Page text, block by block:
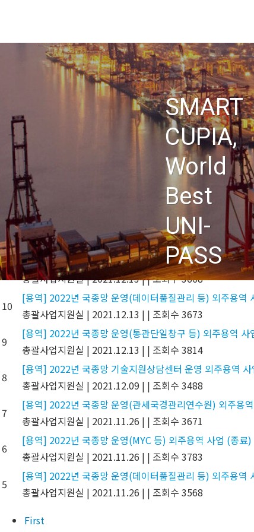
main
SMART
CUPIA,
World
Best
UNI-
PASS
오시는 길
번호 제목
[용역] 2022년 국종망(수출입통관 분야 등) 운영 및 유지
총괄사업지원실
조회수 3937
13
[용역] 2022년 국종망 기술지원상담센터 운영 외주용역
총괄사업지원실
조회수 3803
12
[용역] 2022년 국종망 운영(관세국경관리연수원) 외주용
총괄사업지원실|2021.12.13||조회수 3730
11
[용역] 2022년 국종망 운영(MYC 등) 외주용역 사업(재공
총괄사업지원실|2021.12.13||조회수 3668
10
[용역] 2022년 국종망 운영(데이터품질관리 등) 외주용역
총괄사업지원실 | 2021.12.13 | | 조회수 3673
9
[용역] 2022년 국종망 운영(통관단일창구 등) 외주용역
총괄사업지원실 | 2021.12.13 | | 조회수 3814
8
[용역] 2022년 국종망 기술지원상담센터 운영 외주용역
총괄사업지원실 | 2021.12.09 | | 조회수 3488
7
[용역] 2022년 국종망 운영(관세국경관리연수원) 외주용
총괄사업지원실 | 2021.11.26 | | 조회수 3671
6
[용역] 2022년 국종망 운영(MYC 등) 외주용역 사업 (종료)
총괄사업지원실 | 2021.11.26 | | 조회수 3783
5
[용역] 2022년 국종망 운영(데이터품질관리 등) 외주용역
총괄사업지원실 | 2021.11.26 | | 조회수 3568
First